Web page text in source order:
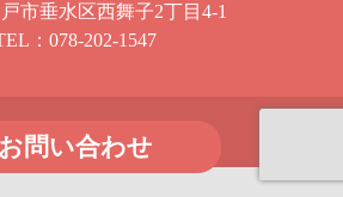
お問い合わせ
市垂水区西舞子2丁目4-1
： 078-202-1547